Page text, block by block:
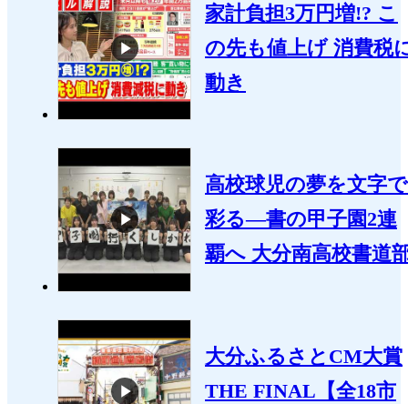
家計負担3万円増!? こ
の先も値上げ 消費税
動き
高校球児の夢を文字で
彩る―書の甲子園2連
覇へ 大分南高校書道
大分ふるさとCM大賞
THE FINAL【全18市